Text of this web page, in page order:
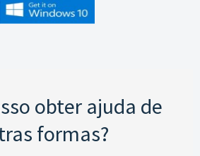
obter ajuda de
formas?